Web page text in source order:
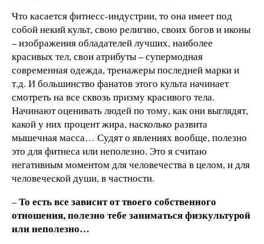
Что касается фитнесс-индустрии, то она имеет под
собой некий культ, свою религию, своих богов и иконы
– изображения обладателей лучших, наиболее
красивых тел, свои атрибуты – супермодная
современная одежда, тренажеры последней марки и
т.д. И большинство фанатов этого культа начинает
смотреть на все сквозь призму красивого тела.
Начинают оценивать людей по тому, как они выглядят,
какой у них процент жира, насколько развита
мышечная масса… Судят о явлениях вообще, полезно
это для фитнеса или неполезно. Это я считаю
негативным моментом для человечества в целом, и для
человеческой души, в частности.
–То есть все зависит от твоего собственного
отношения, полезно тебе заниматься физкультурой
или неполезно…